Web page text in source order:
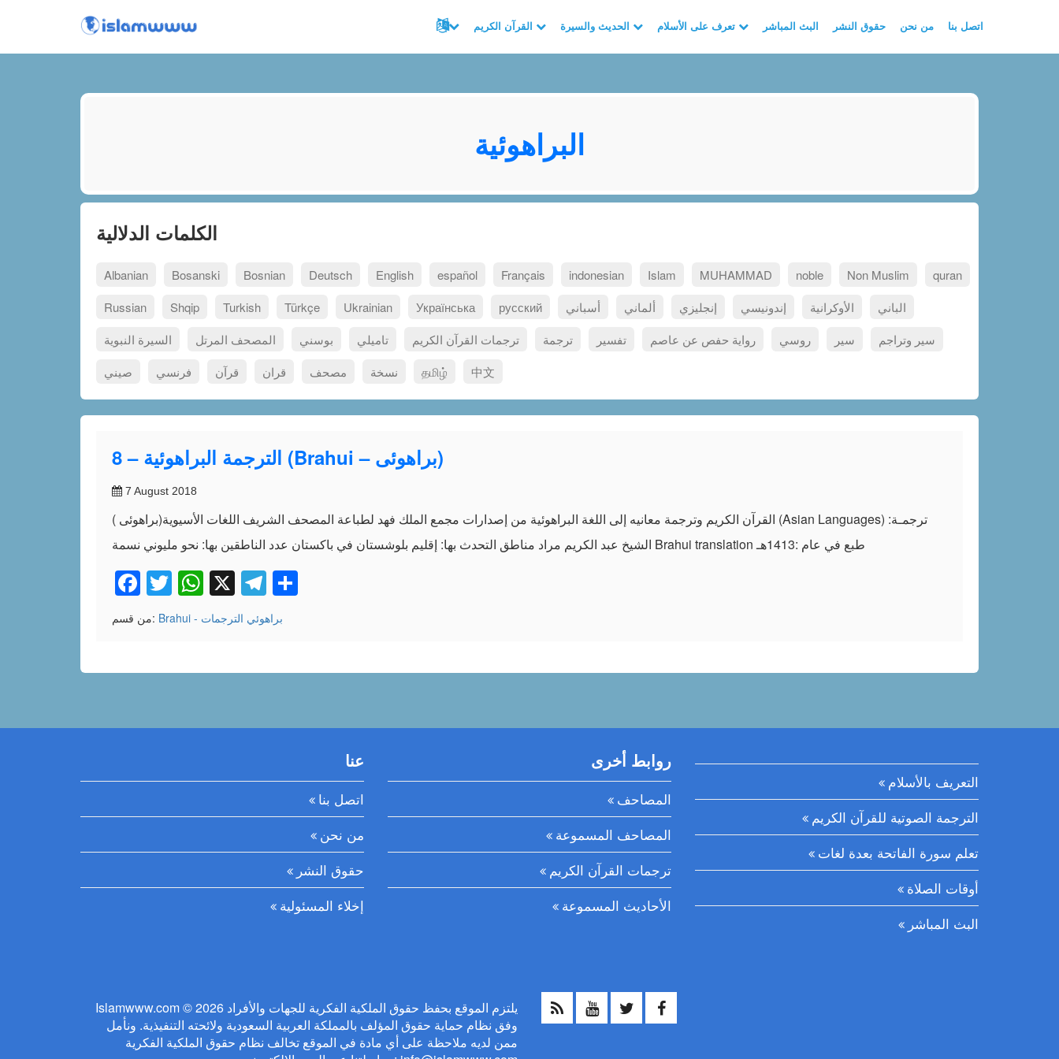
البث المباشر حقوق النشر من نحن اتصل بنا
البراهوئية
الكلمات الدلالية
Albanian Bosanski Bosnian Deutsch English español Français indonesian Islam MUHAMMAD noble Non Muslim
quran
Russian
Shqip Turkish Türkçe Ukrainian Українська русский أسباني ألماني إنجليزي إندونيسي الأوكرانية
الباني
السيرة النبوية
المصحف المرتل بوسني تاميلي ترجمات القرآن الكريم ترجمة تفسير رواية حفص عن عاصم روسي سير
سير وتراجم
صيني
فرنسي قرآن قران مصحف نسخة தமிழ் 中文
8 – الترجمة البراهوئية (Brahui – براهوئی)
7 August 2018
( براهوئی)القرآن الكريم وترجمة معانيه إلى اللغة البراهوئية من إصدارات مجمع الملك فهد لطباعة المصحف الشريف اللغات الأسيوية (Asian Languages) ترجمـة:
الشيخ عبد الكريم مراد مناطق التحدث بها: إقليم بلوشستان في باكستان عدد الناطقين بها: نحو مليوني نسمة Brahui translation طبع في عام :1413هـ
Facebook
Twitter
WhatsApp
X Telegram
من قسم: Brahui - براهوئي الترجمات
عنا
اتصل بنا
من نحن
حقوق النشر
إخلاء المسئولية
روابط أخرى
المصاحف
المصاحف المسموعة
ترجمات القرآن الكريم
الأحاديث المسموعة
التعريف بالأسلام
الترجمة الصوتية للقرآن الكريم
تعلم سورة الفاتحة بعدة لغات
أوقات الصلاة
البث المباشر
Islamwww.com © 2026 يلتزم الموقع بحفظ حقوق الملكية الفكرية للجهات والأفراد
وفق نظام حماية حقوق المؤلف بالمملكة العربية السعودية ولائحته التنفيذية. ونأمل
ممن لديه ملاحظة على أي مادة في الموقع تخالف نظام حقوق الملكية الفكرية